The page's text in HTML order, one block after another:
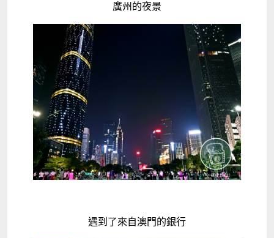
廣州的夜景
遇到了來自澳門的銀行